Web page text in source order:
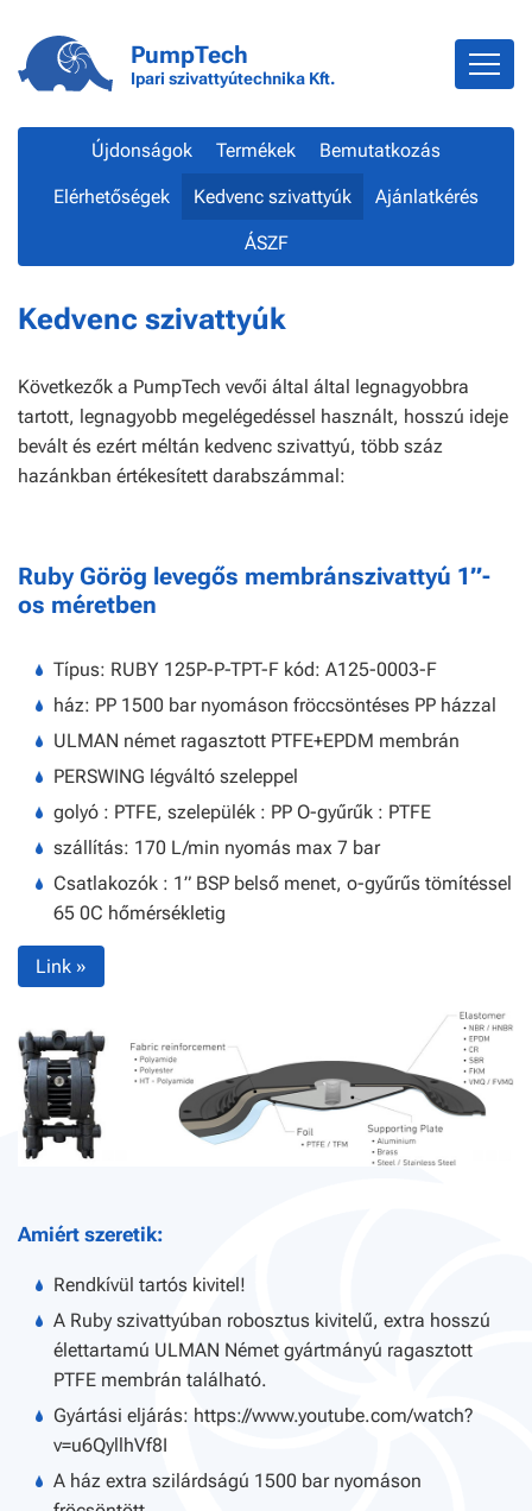
PumpTech
Ipari szivattyútechnika Kft.
Újdonságok Termékek Bemutatkozás
Elérhetőségek Kedvenc szivattyúk Ajánlatkérés
ÁSZF
Kedvenc szivattyúk
Következők a PumpTech vevői által által legnagyobbra
tartott, legnagyobb megelégedéssel használt, hosszú ideje
bevált és ezért méltán kedvenc szivattyú, több száz
hazánkban értékesített darabszámmal:
Ruby Görög levegős membránszivattyú 1”-
os méretben
Típus: RUBY 125P-P-TPT-F kód: A125-0003-F
ház: PP 1500 bar nyomáson fröccsöntéses PP házzal
ULMAN német ragasztott PTFE+EPDM membrán
PERSWING légváltó szeleppel
golyó : PTFE, szelepülék : PP O-gyűrűk : PTFE
szállítás: 170 L/min nyomás max 7 bar
Csatlakozók : 1” BSP belső menet, o-gyűrűs tömítéssel
65 0C hőmérsékletig
Link »
Amiért szeretik:
Rendkívül tartós kivitel!
A Ruby szivattyúban robosztus kivitelű, extra hosszú
élettartamú ULMAN Német gyártmányú ragasztott
PTFE membrán található.
Gyártási eljárás: https://www.youtube.com/watch?
v=u6QyllhVf8I
A ház extra szilárdságú 1500 bar nyomáson